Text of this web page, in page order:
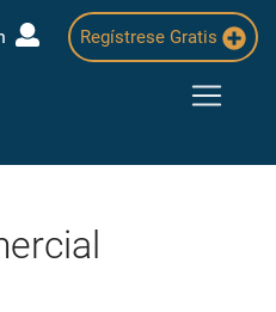
Regístrese Gratis